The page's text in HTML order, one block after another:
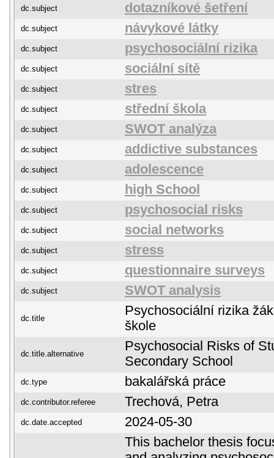
dc.subject dotazníkové šetření
dc.subject návykové látky
dc.subject psychosociální rizika
dc.subject sociální sítě
dc.subject stres
dc.subject střední škola
dc.subject SWOT analýza
dc.subject addictive substances
dc.subject adolescence
dc.subject high School
dc.subject psychosocial risks
dc.subject social networks
dc.subject stress
dc.subject questionnaire surveys
dc.subject SWOT analysis
dc.title
Psychosociální rizika
škole
dc.title.alternative
Psychosocial Risks of
Secondary School
dc.type bakalářská práce
dc.contributor.referee Trechová, Petra
dc.date.accepted 2024-05-30
This bachelor thesis